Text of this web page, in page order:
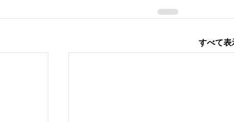
すべて表